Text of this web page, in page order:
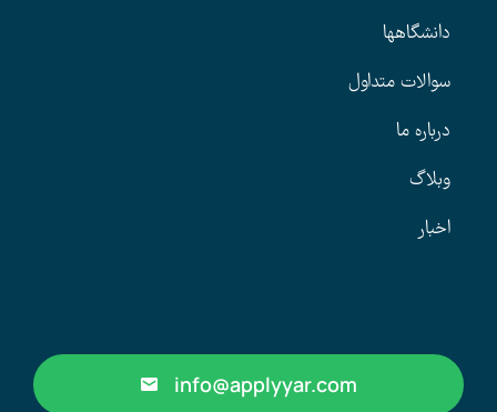
دانشگاهها
سوالات متداول
درباره ما
وبلاگ
اخبار
info@applyyar.com